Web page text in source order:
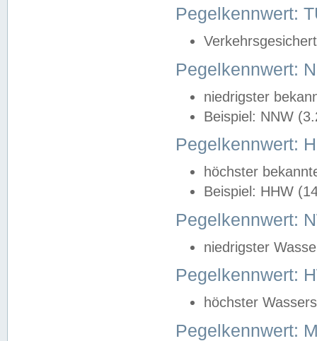
Pegelkennwert:
Pegelkennwert:
niedrigster
Beispiel: NNW
Pegelkennwert:
höchster
Beispiel: HHW
Pegelkennwert:
niedrigster
Pegelkennwert:
höchster
Pegelkennwert: